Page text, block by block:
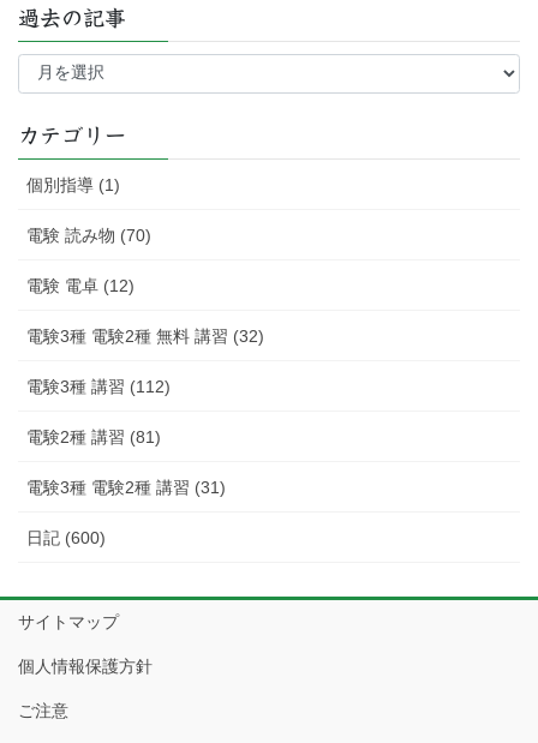
過去の記事
過
記
カテゴリー
個別指導 (1)
電験 読み物 (70)
電験 電卓 (12)
電験3種 電験2種 無料 講習 (32)
電験3種 講習 (112)
電験2種 講習 (81)
電験3種 電験2種 講習 (31)
日記 (600)
サイトマップ
個人情報保護方針
ご注意